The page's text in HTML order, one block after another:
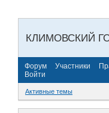
КЛИМОВСКИЙ
Форум Участники
Войти
Активные темы